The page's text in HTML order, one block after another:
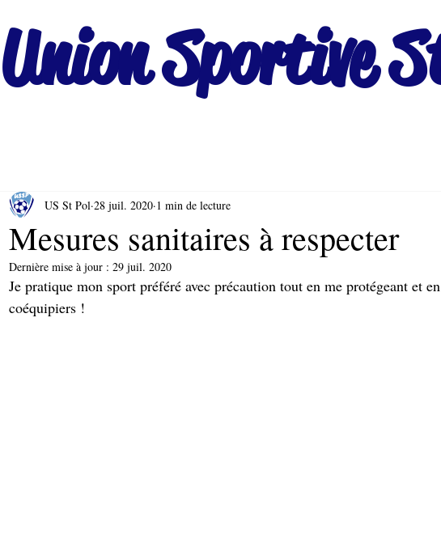
Union Sportive
Mesures sanitaires à respecter
US St Pol 28 juil. 2020 1 min de lecture
Dernière mise à jour : 29 juil. 2020
Je pratique mon sport préféré avec précaution tout en me protégeant et
coéquipiers !